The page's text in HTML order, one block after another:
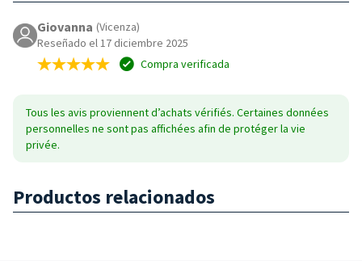
Giovanna (Vicenza)
Reseñado el 17 diciembre 2025
Compra verificada
Tous les avis proviennent d’achats vérifiés. Certaines données
personnelles ne sont pas affichées afin de protéger la vie
privée.
Productos relacionados